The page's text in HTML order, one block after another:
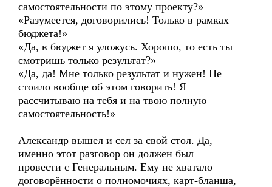
самостоятельности по этому проекту?»
«Разумеется, договорились! Только в рамках
бюджета!»
«Да, в бюджет я уложусь. Хорошо, то есть ты
смотришь только результат?»
«Да, да! Мне только результат и нужен! Не
стоило вообще об этом говорить! Я
рассчитываю на тебя и на твою полную
самостоятельность!»
Александр вышел и сел за свой стол. Да,
именно этот разговор он должен был
провести с Генеральным. Ему не хватало
договорённости о полномочиях, карт-бланша,